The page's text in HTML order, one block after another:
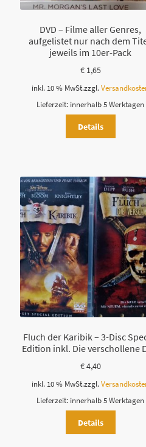
DVD – Filme aller Genres,
aufgelistet nur nach dem
jeweils im 10er-Pack
€1,65
inkl. 10 % MwSt.zzgl.
Lieferzeit: innerhalb 5 Werktagen
Details
Fluch der Karibik – 3-Disc
Edition inkl. Die verschollene
€4,40
inkl. 10 % MwSt.zzgl.
Lieferzeit: innerhalb 5 Werktagen
Details